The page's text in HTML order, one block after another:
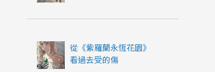
從《紫羅蘭永恆花園》
看過去受的傷